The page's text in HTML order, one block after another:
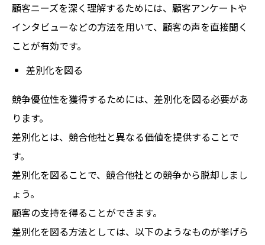
顧客ニーズを深く理解するためには、顧客アンケートや
インタビューなどの方法を用いて、顧客の声を直接聞く
ことが有効です。
差別化を図る
競争優位性を獲得するためには、差別化を図る必要があ
ります。
差別化とは、競合他社と異なる価値を提供することで
す。
差別化を図ることで、競合他社との競争から脱却しまし
ょう。
顧客の支持を得ることができます。
差別化を図る方法としては、以下のようなものが挙げら